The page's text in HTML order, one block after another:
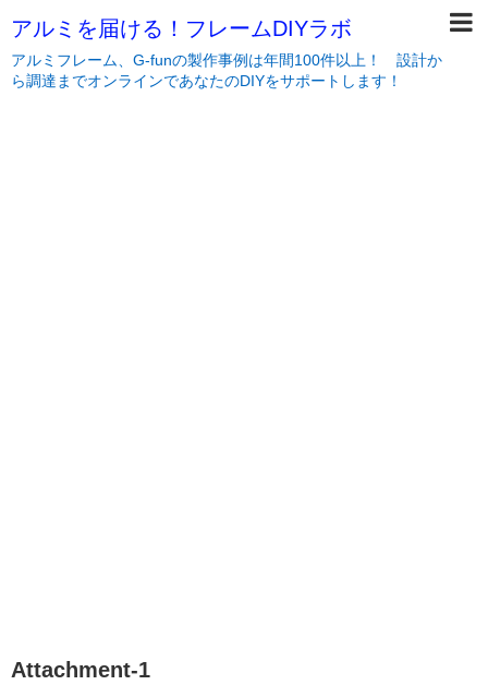
アルミを届ける！フレームDIYラボ
アルミフレーム、G-funの製作事例は年間100件以上！ 設計か
ら調達までオンラインであなたのDIYをサポートします！
Attachment-1